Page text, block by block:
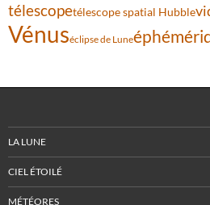
télescopetélescope spatial Hubble
Vénuséclipse de Lune
LA LUNE
CIEL ÉTOILÉ
MÉTÉORES